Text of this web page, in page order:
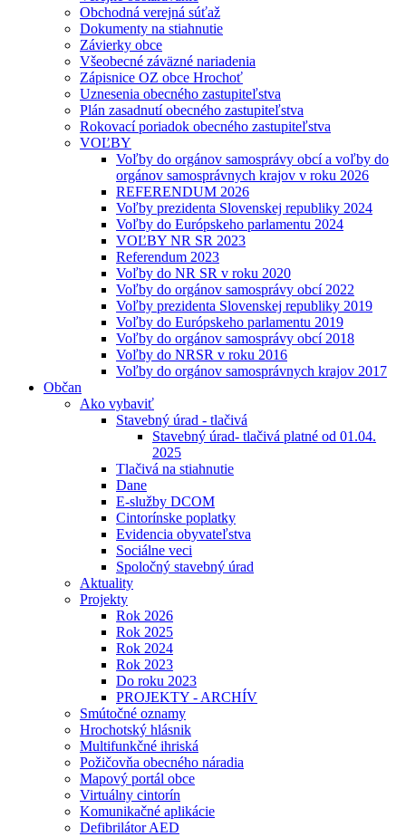
Obchodná verejná súťaž
Dokumenty na stiahnutie
Závierky obce
Všeobecné záväzné nariadenia
Zápisnice OZ obce Hrochoť
Uznesenia obecného zastupiteľstva
Plán zasadnutí obecného zastupiteľstva
Rokovací poriadok obecného zastupiteľstva
VOĽBY
Voľby do orgánov samosprávy obcí a voľby do
orgánov samosprávnych krajov v roku 2026
REFERENDUM 2026
Voľby prezidenta Slovenskej republiky 2024
Voľby do Európskeho parlamentu 2024
VOĽBY NR SR 2023
Referendum 2023
Voľby do NR SR v roku 2020
Voľby do orgánov samosprávy obcí 2022
Voľby prezidenta Slovenskej republiky 2019
Voľby do Európskeho parlamentu 2019
Voľby do orgánov samosprávy obcí 2018
Voľby do NRSR v roku 2016
Voľby do orgánov samosprávnych krajov 2017
Občan
Ako vybaviť
Stavebný úrad - tlačivá
Stavebný úrad- tlačivá platné od 01.04.
2025
Tlačivá na stiahnutie
Dane
E-služby DCOM
Cintorínske poplatky
Evidencia obyvateľstva
Sociálne veci
Spoločný stavebný úrad
Aktuality
Projekty
Rok 2026
Rok 2025
Rok 2024
Rok 2023
Do roku 2023
PROJEKTY - ARCHÍV
Smútočné oznamy
Hrochotský hlásnik
Multifunkčné ihriská
Požičovňa obecného náradia
Mapový portál obce
Virtuálny cintorín
Komunikačné aplikácie
Defibrilátor AED